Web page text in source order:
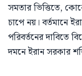
সমতার ভিত্তিতে,
চাপে নয়। বর্তমানে
পরিবর্তনের দাবিতে
দমনে ইরান সরকার